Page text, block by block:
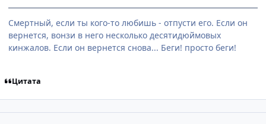
Смертный, если ты кого-то любишь - отпусти его. Если он
вернется, вонзи в него несколько десятидюймовых
кинжалов. Если он вернется снова... Беги! просто беги!
Цитата